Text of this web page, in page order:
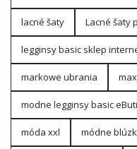
lacné šaty Lacné šaty
legginsy basic sklep
markowe ubrania
modne legginsy basic
móda xxl módne